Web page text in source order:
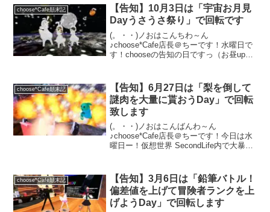
choose*Cafe顛末記
【告知】10月3日は「宇宙お月見
Dayうさうさ祭り」で回転です
(。・・)ノおはこんちわ～ん
♪choose*Cafe店長＠ちーです！水曜日で
す！chooseの告知の日ですっ（お昼up間
のchooseCafeは「宇宙お月見Da...
choose*Cafe顛末記
【告知】6月27日は「梨を倒して
謎肉を大量に貰おうDay」で回転
致します
(。・・)ノおはこんばんわ～ん
♪choose*Cafe店長＠ちーです！今日は水
曜日ー！仮想世界 SecondLife内で大暴れ
お知らせを・・・明日は「梨を...
choose*Cafe顛末記
【告知】3月6日は「鉛筆バトル！
偏差値を上げて冒険者ランクを上
げようDay」で回転します